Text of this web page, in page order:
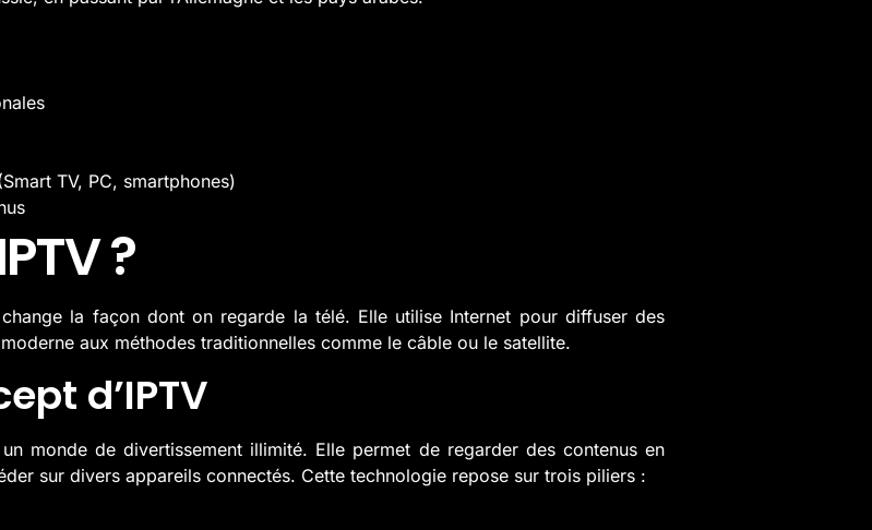
TV, PC, smartphones)
?
la façon dont on regarde la télé. Elle utilise Internet pour diffuser des
aux méthodes traditionnelles comme le câble ou le satellite.
d’IPTV
monde de divertissement illimité. Elle permet de regarder des contenus en
sur divers appareils connectés. Cette technologie repose sur trois piliers :